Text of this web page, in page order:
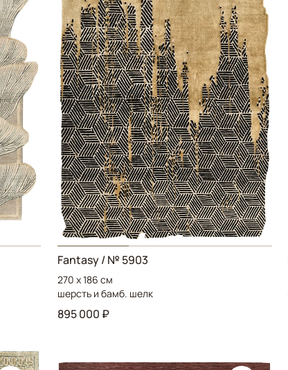
Fantasy/ № 5903
270 x 186 см
шерсть и бамб. шелк
895 000 ₽